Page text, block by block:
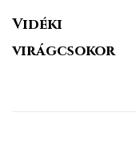
Vidéki
virágcsokor